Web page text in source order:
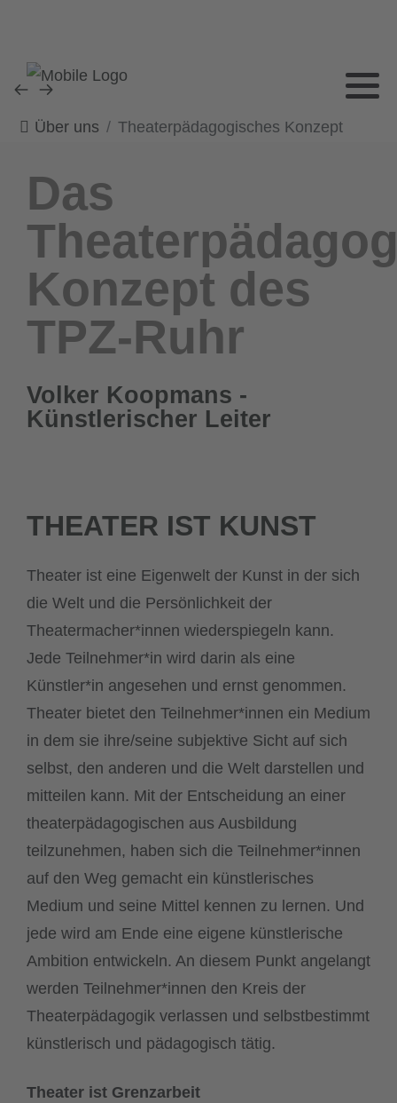
Über uns Theaterpädagogisches Konzept
Das
Konzept des
TPZ-Ruhr
Volker Koopmans -
Künstlerischer Leiter
THEATER IST KUNST
Theater ist eine Eigenwelt der Kunst in der sich
die Welt und die Persönlichkeit der
Theatermacher*innen wiederspiegeln kann.
Jede Teilnehmer*in wird darin als eine
Künstler*in angesehen und ernst genommen.
Theater bietet den Teilnehmer*innen ein Medium
in dem sie ihre/seine subjektive Sicht auf sich
selbst, den anderen und die Welt darstellen und
mitteilen kann. Mit der Entscheidung an einer
theaterpädagogischen aus Ausbildung
teilzunehmen, haben sich die Teilnehmer*innen
auf den Weg gemacht ein künstlerisches
Medium und seine Mittel kennen zu lernen. Und
jede wird am Ende eine eigene künstlerische
Ambition entwickeln. An diesem Punkt angelangt
werden Teilnehmer*innen den Kreis der
Theaterpädagogik verlassen und selbstbestimmt
künstlerisch und pädagogisch tätig.
Theater ist Grenzarbeit